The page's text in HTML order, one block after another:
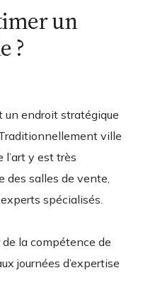
un
?
un endroit stratégique
Traditionnellement ville
l’art y est très
des salles de vente,
spécialisés.
la compétence de
journées d’expertise